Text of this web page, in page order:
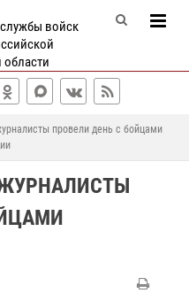
войск
провели день с бойцами